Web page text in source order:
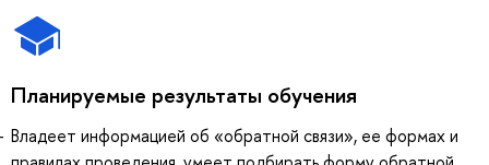
Планируемые результаты обучения
Владеет информацией об «обратной связи», ее формах и